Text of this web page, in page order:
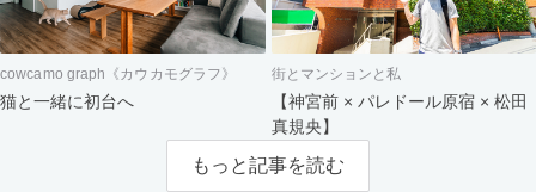
cowcamo graph《カウカモグラフ》
猫と一緒に初台へ
街とマンションと私
【神宮前 × パレドール原宿 × 松田
真規央】
もっと記事を読む